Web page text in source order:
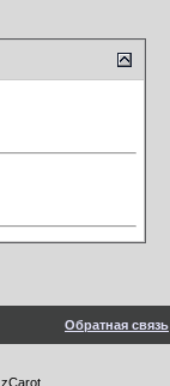
Обратная связь
zCarot